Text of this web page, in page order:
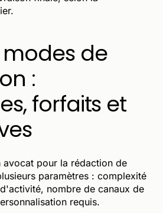
de
:
forfaits et
avocat pour la rédaction de
paramètres : complexité
nombre de canaux de
requis.